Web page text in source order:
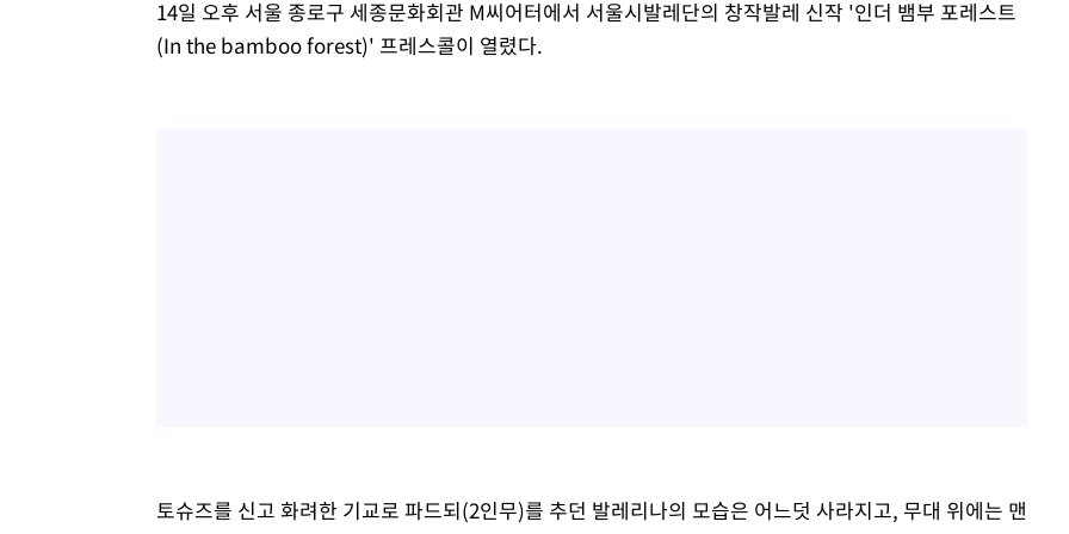
14일 오후 서울 종로구 세종문화회관 M씨어터에서 서울시발레단의 창작발레 신작 '인더 뱀부 포레스트
(In the bamboo forest)' 프레스콜이 열렸다.
토슈즈를 신고 화려한 기교로 파드되(2인무)를 추던 발레리나의 모습은 어느덧 사라지고, 무대 위에는 맨